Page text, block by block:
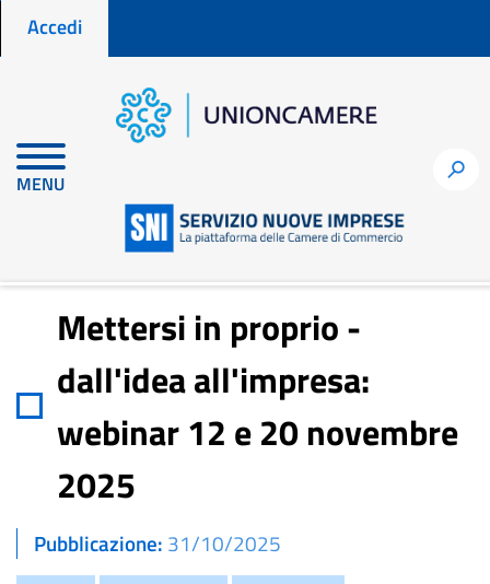
Menu profilo utente
Accedi
MENU
h
Home
Mettersi in proprio - dall'idea all'impresa: webinar 12 e 20
novembre 2025
Mettersi in proprio -
dall'idea all'impresa:
webinar 12 e 20 novembre
2025
Pubblicazione 31/10/2025